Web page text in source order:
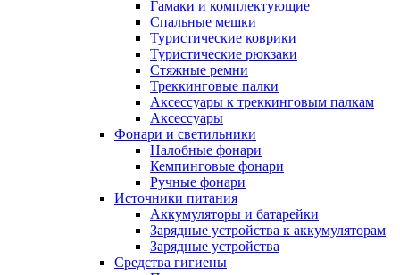
Гамаки и комплектующие
Спальные мешки
Туристические коврики
Туристические рюкзаки
Стяжные ремни
Треккинговые палки
Аксессуары к треккинговым палкам
Аксессуары
Фонари и светильники
Налобные фонари
Кемпинговые фонари
Ручные фонари
Источники питания
Аккумуляторы и батарейки
Зарядные устройства к аккумуляторам
Зарядные устройства
Средства гигиены